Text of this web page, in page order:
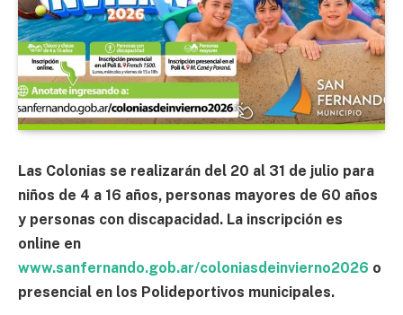
Las Colonias se realizarán del 20 al 31 de julio para
niños de 4 a 16 años, personas mayores de 60 años
y personas con discapacidad. La inscripción es
online en
www.sanfernando.gob.ar/coloniasdeinvierno2026 o
presencial en los Polideportivos municipales.